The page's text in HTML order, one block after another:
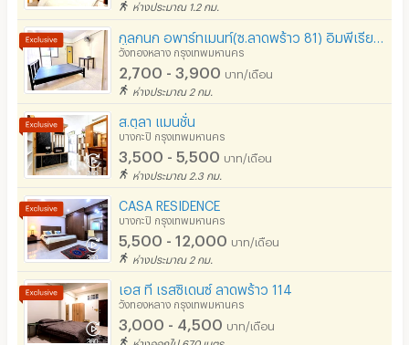
รถประจำทางที่ผ่าน ได้แก่ สาย 8, 27, 44, 92, 96, 126,
บินสุวรรณภูมิ
กล้องวงจรปิด (CCTV)
รปภ.
ร้านขายอาหาร
ร้านค้า สะดวกซื้อ
ร้านทำผม-เสริมสวย
สถานี charge รถไฟฟ้า
ห่างประมาณ 1.2 กม.
วังทองหลาง กรุงเทพมหานคร
2,700 - 3,900 บาท/เดือน
ห่างประมาณ 2 กม.
ส.ตุลา แมนชั่น
บางกะปิ กรุงเทพมหานคร
3,500 - 5,500 บาท/เดือน
ห่างประมาณ 2.3 กม.
CASA RESIDENCE
บางกะปิ กรุงเทพมหานคร
5,500 - 12,000 บาท/เดือน
ห่างประมาณ 2 กม.
เอส ที เรสซิเดนซ์ ลาดพร้าว 114
วังทองหลาง กรุงเทพมหานคร
3,000 - 4,500 บาท/เดือน
ห่างออกไป 670 เมตร